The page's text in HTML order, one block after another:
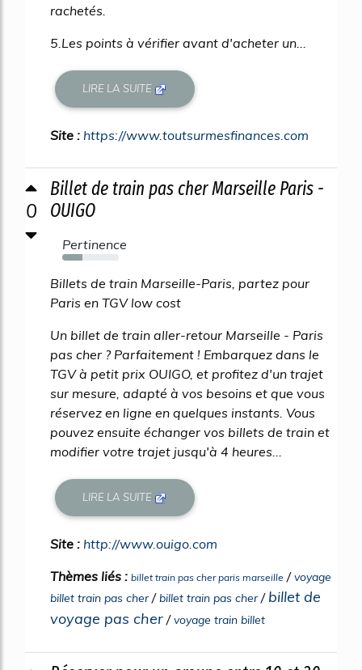
rachetés.
5.Les points à vérifier avant d'acheter un...
LIRE LA SUITE
Site : https://www.toutsurmesfinances.com
0
Billet de train pas cher Marseille Paris -
OUIGO
Pertinence
35%
Billets de train Marseille-Paris, partez pour
Paris en TGV low cost
Un billet de train aller-retour Marseille - Paris
pas cher ? Parfaitement ! Embarquez dans le
TGV à petit prix OUIGO, et profitez d'un trajet
sur mesure, adapté à vos besoins et que vous
réservez en ligne en quelques instants. Vous
pouvez ensuite échanger vos billets de train et
modifier votre trajet jusqu'à 4 heures...
LIRE LA SUITE
Site : http://www.ouigo.com
Thèmes liés : billet train pas cher paris marseille /voyage
billet train pas cher/billet train pas cher/ billet de
voyage pas cher /voyage train billet